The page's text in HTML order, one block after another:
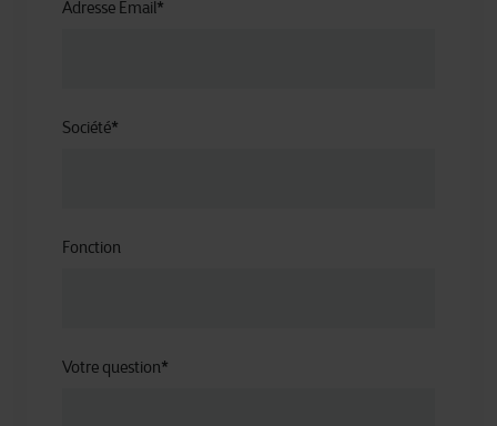
Adresse Email*
Société*
Fonction
Votre question*